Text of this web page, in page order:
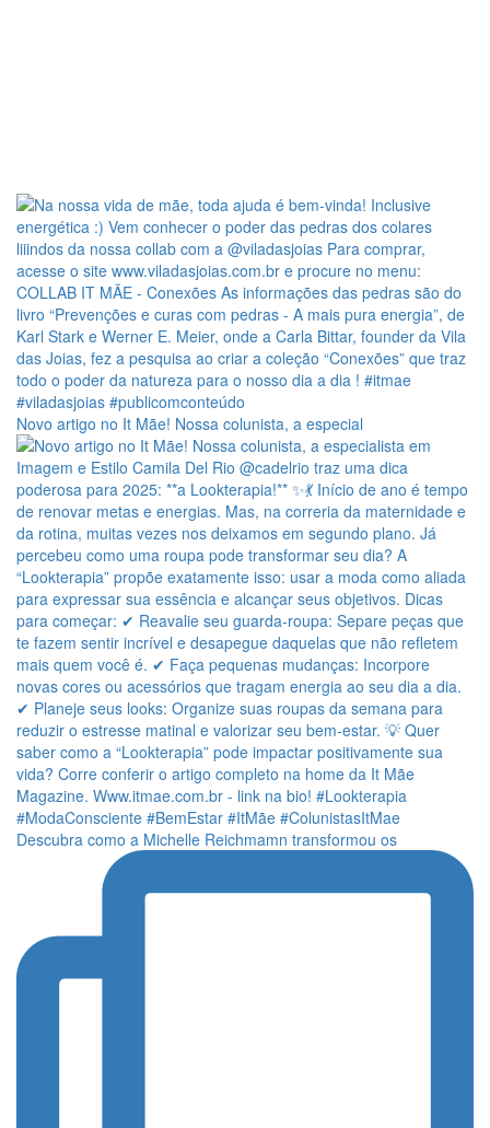
Novo artigo no It Mãe! Nossa colunista, a especial
Descubra como a Michelle Reichmamn transformou os